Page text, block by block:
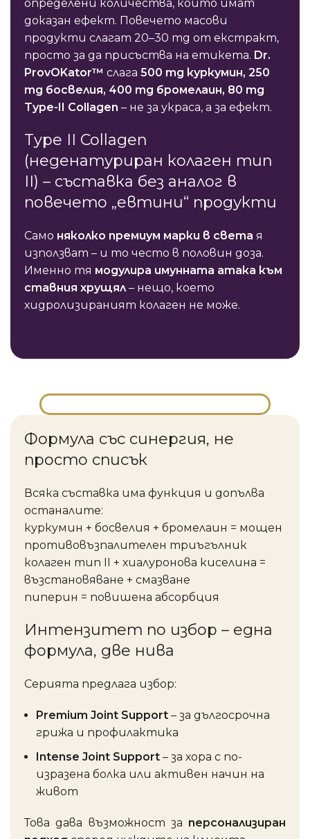
определени количества, които имат
доказан ефект. Повечето масови
продукти слагат 20–30 mg от екстракт,
просто за да присъства на етикета. Dr.
ProvOKator™ слага 500 mg куркумин, 250
mg босвелия, 400 mg бромелаин, 80 mg
Type-II Collagen – не за украса, а за ефект.
Type II Collagen
(неденатуриран колаген тип
II) – съставка без аналог в
повечето „евтини“ продукти
Само няколко премиум марки в света я
използват – и то често в половин доза.
Именно тя модулира имунната атака към
ставния хрущял– нещо, което
хидролизираният колаген не може.
Формула със синергия, не
просто списък
Всяка съставка има функция и допълва
останалите:
куркумин + босвелия + бромелаин = мощен
противовъзпалителен триъгълник
колаген тип II + хиалуронова киселина =
възстановяване + смазване
пиперин = повишена абсорбция
Интензитет по избор – една
формула, две нива
Серията предлага избор:
Premium Joint Support – за дългосрочна
грижа и профилактика
Intense Joint Support – за хора с по-
изразена болка или активен начин на
живот
Това дава възможност за персонализиран